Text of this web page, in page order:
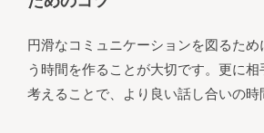
円滑なコミュニケーションを図るた
う時間を作ることが大切です。更に相
考えることで、より良い話し合いの時